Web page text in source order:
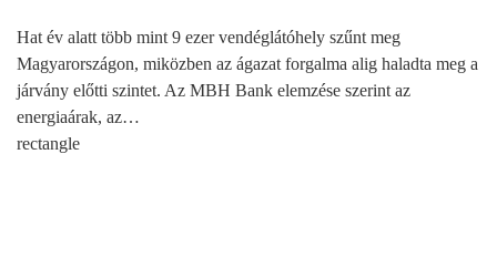
Hat év alatt több mint 9 ezer vendéglátóhely szűnt meg
Magyarországon, miközben az ágazat forgalma alig haladta meg a
járvány előtti szintet. Az MBH Bank elemzése szerint az
energiaárak, az…
rectangle